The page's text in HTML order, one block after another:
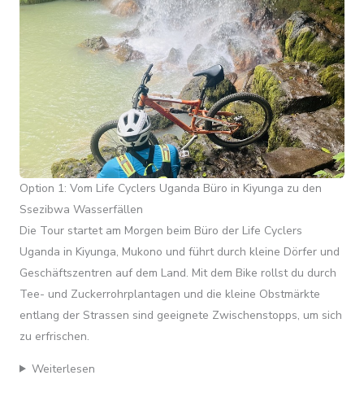
Option 1: Vom Life Cyclers Uganda Büro in Kiyunga zu den
Ssezibwa Wasserfällen
Die Tour startet am Morgen beim Büro der Life Cyclers
Uganda in Kiyunga, Mukono und führt durch kleine Dörfer und
Geschäftszentren auf dem Land. Mit dem Bike rollst du durch
Tee- und Zuckerrohrplantagen und die kleine Obstmärkte
entlang der Strassen sind geeignete Zwischenstopps, um sich
zu erfrischen.
Weiterlesen